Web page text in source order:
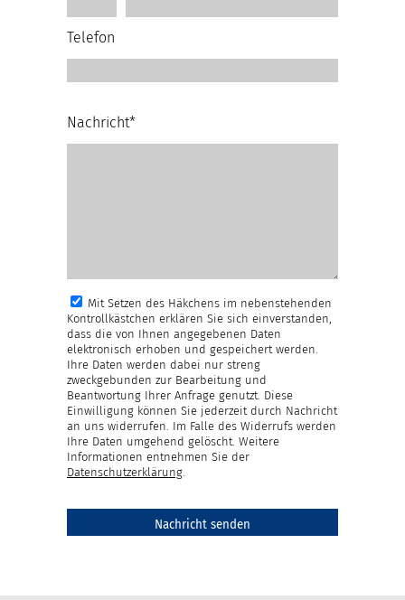
Telefon
Nachricht*
Mit Setzen des Häkchens im nebenstehenden
Kontrollkästchen erklären Sie sich einverstanden,
dass die von Ihnen angegebenen Daten
elektronisch erhoben und gespeichert werden.
Ihre Daten werden dabei nur streng
zweckgebunden zur Bearbeitung und
Beantwortung Ihrer Anfrage genutzt. Diese
Einwilligung können Sie jederzeit durch Nachricht
an uns widerrufen. Im Falle des Widerrufs werden
Ihre Daten umgehend gelöscht. Weitere
Informationen entnehmen Sie der
Datenschutzerklärung